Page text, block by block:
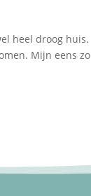
heel droog huis.
Mijn eens zo